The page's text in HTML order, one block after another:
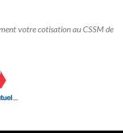
votre cotisation au CSSM de